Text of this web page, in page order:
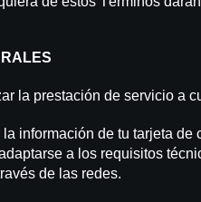
la prestación de servicio a
información de tu tarjeta
a los requisitos
de las redes.